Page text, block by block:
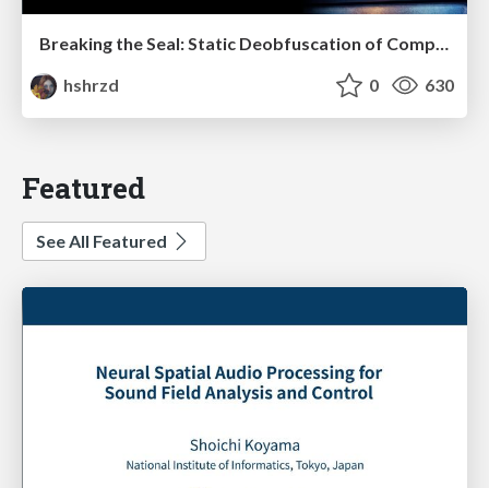
Breaking the Seal: Static Deobfuscation of Compiled V8 JavaScript Bytecode Malware
hshrzd
0 630
Featured
See All Featured